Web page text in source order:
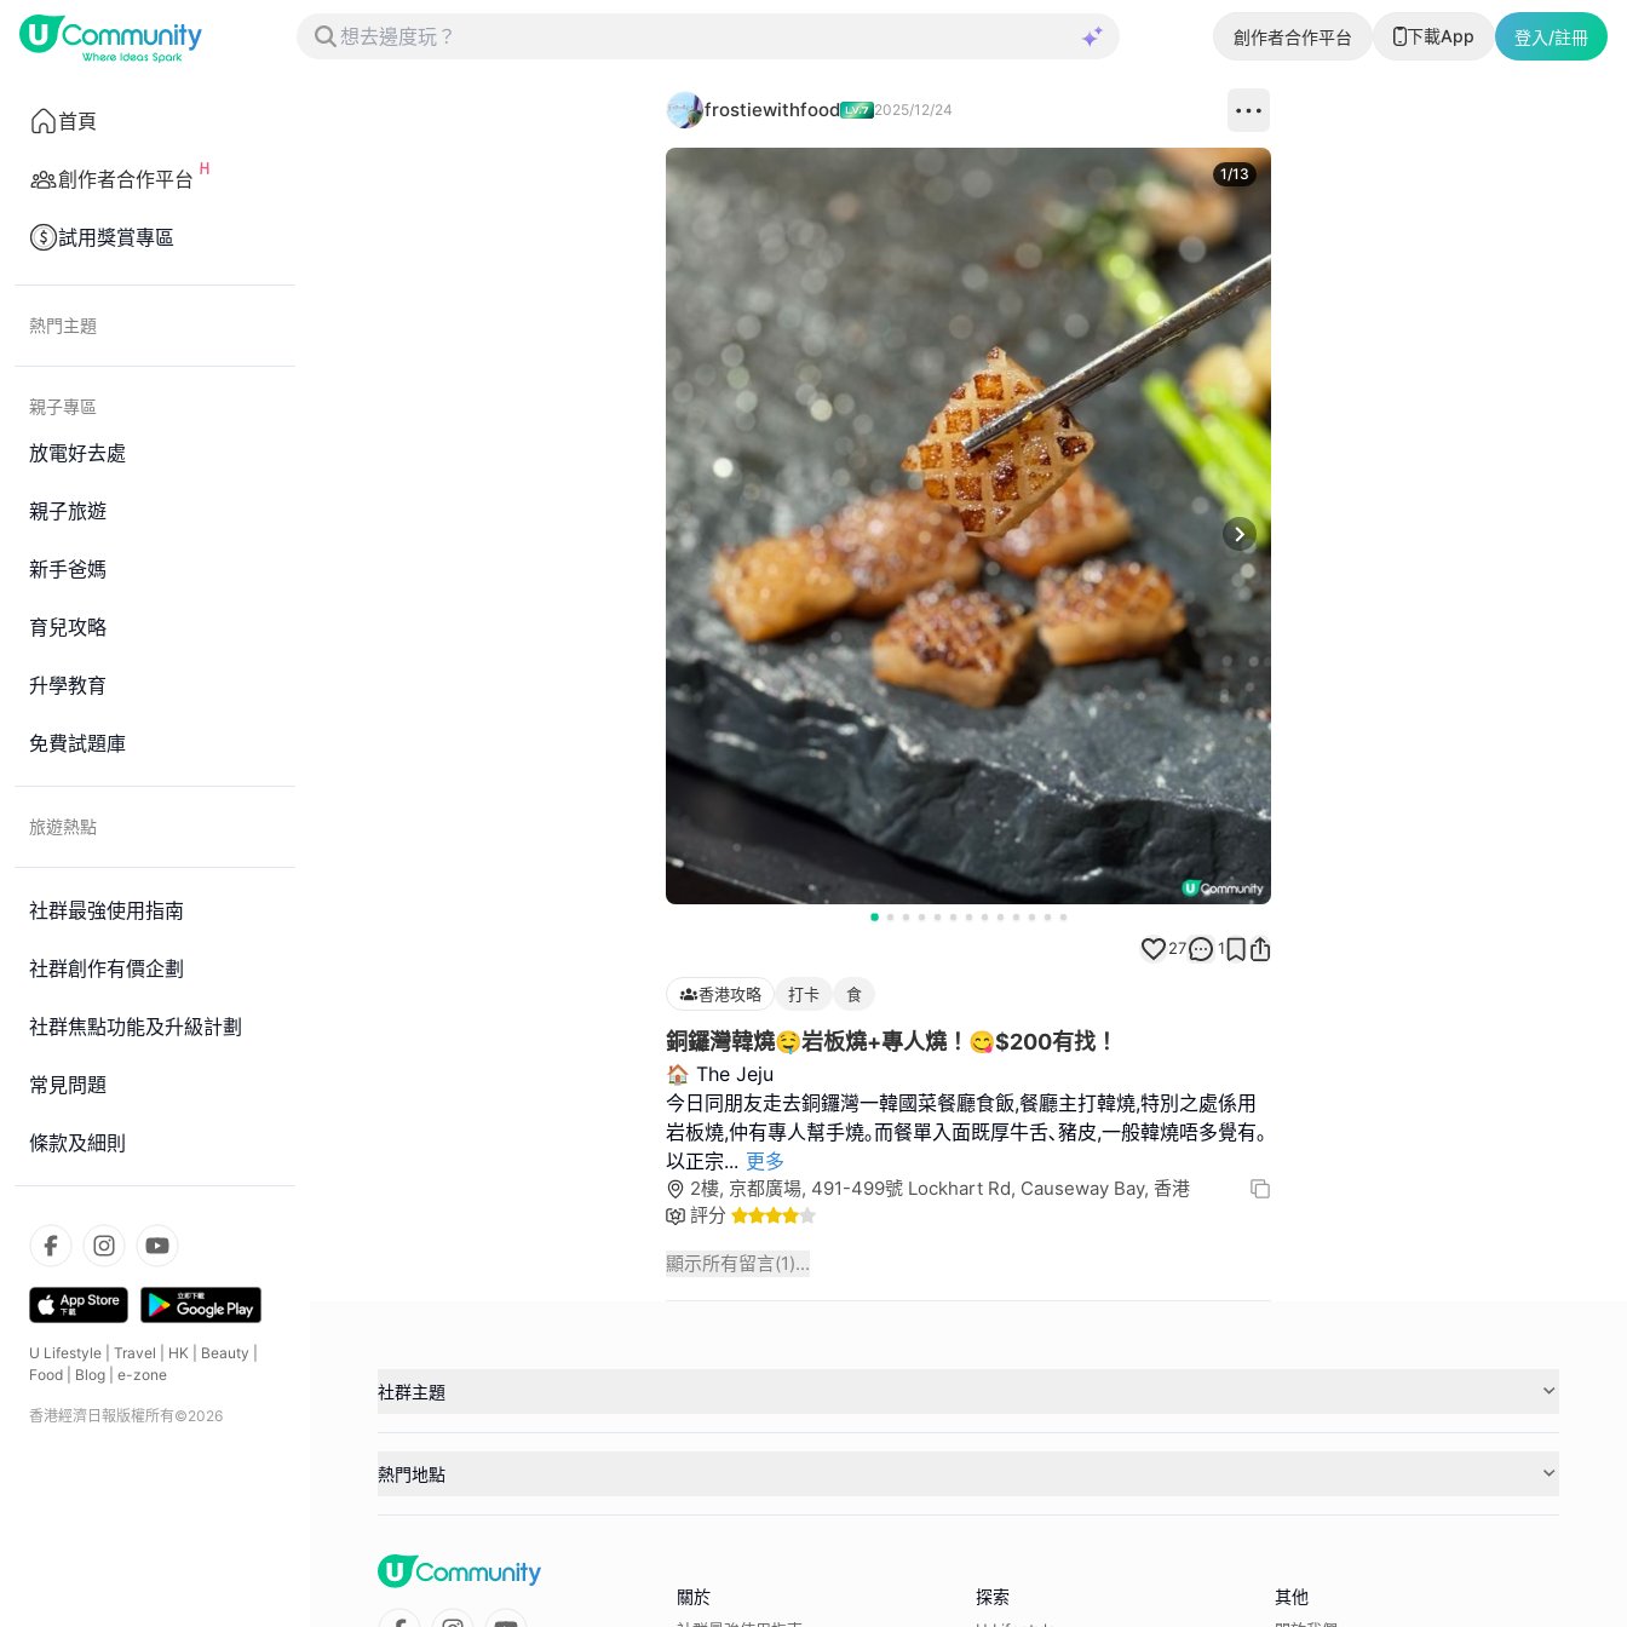
創作者合作平台 下載App 登入/註冊
首頁
創作者合作平台
試用獎賞專區
熱門主題
親子專區
放電好去處
親子旅遊
新手爸媽
育兒攻略
升學教育
免費試題庫
旅遊熱點
社群最強使用指南
社群創作有價企劃
社群焦點功能及升級計劃
常見問題
條款及細則
U Lifestyle Travel HK Beauty
Food
Blog e-zone
香港經濟日報版權所有©2026
frostiewithfood 2025/12/24
Next slide
1/13
27 1
香港攻略 打卡 食
銅鑼灣韓燒🤤岩板燒+專人燒！😋$200有找！
🏠 The Jeju
今日同朋友走去銅鑼灣一韓國菜餐廳食飯,餐廳主打韓燒,特別之處係用
岩板燒,仲有專人幫手燒｡而餐單入面既厚牛舌､豬皮,一般韓燒唔多覺有｡
以正宗... 更多
2樓, 京都廣場, 491-499號 Lockhart Rd, Causeway Bay, 香港
評分
顯示所有留言(1)...
社群主題
熱門地點
關於 探索 其他